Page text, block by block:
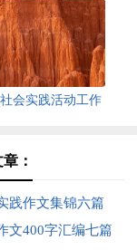
得体会
会实践活动工作
：
践作文集锦六篇
文400字汇编七篇